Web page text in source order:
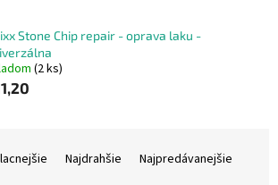
Stone Chip repair - oprava laku -
(2 ks)
Najdrahšie
Najpredávanejšie